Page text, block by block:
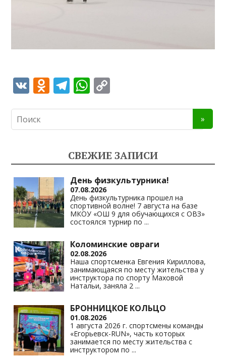
V O
o
as
s
ni
ki
T
gr
a
m
W
s
A
p
p
y
Li
n
k
СВЕЖИЕ ЗАПИСИ
День физкультурника!
07.08.2026
День физкультурника прошел на
спортивной волне! 7 августа на базе
МКОУ «ОШ 9 для обучающихся с ОВЗ»
состоялся турнир по ...
Коломинские овраги
02.08.2026
Наша спортсменка Евгения Кириллова,
занимающаяся по месту жительства у
инструктора по спорту Маховой
Натальи, заняла 2 ...
БРОННИЦКОЕ КОЛЬЦО
01.08.2026
1 августа 2026 г. спортсмены команды
«Егорьевск-RUN», часть которых
занимается по месту жительства с
инструктором по ...